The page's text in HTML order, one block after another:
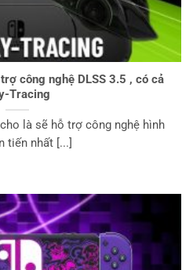
công nghệ DLSS 3.5 , có cả
Tracing
là sẽ hỗ trợ công nghệ hình
tiến nhất [...]